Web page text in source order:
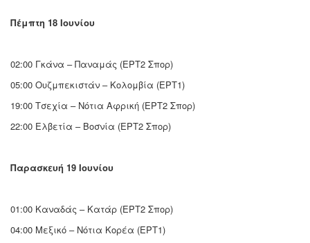
Πέμπτη 18 Ιουνίου
02:00 Γκάνα – Παναμάς (ΕΡΤ2 Σπορ)
05:00 Ουζμπεκιστάν – Κολομβία (ΕΡΤ1)
19:00 Τσεχία – Νότια Αφρική (ΕΡΤ2 Σπορ)
22:00 Ελβετία – Βοσνία (ΕΡΤ2 Σπορ)
Παρασκευή 19 Ιουνίου
01:00 Καναδάς – Κατάρ (ΕΡΤ2 Σπορ)
04:00 Μεξικό – Νότια Κορέα (ΕΡΤ1)